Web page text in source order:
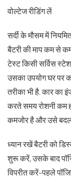
वोल्टेज रीडिंग लें
सर्दी के मौसम में
बैटरी की माप कम से
टेस्ट किसी सर्विस
उसका उपयोग घर पर
तरीका भी है. कार
करते समय रोशनी कम
कमजोर है और उसे
ध्यान रखें बैटरी को
शुरू करें, उसके बाद
विपरीत करें-पहले